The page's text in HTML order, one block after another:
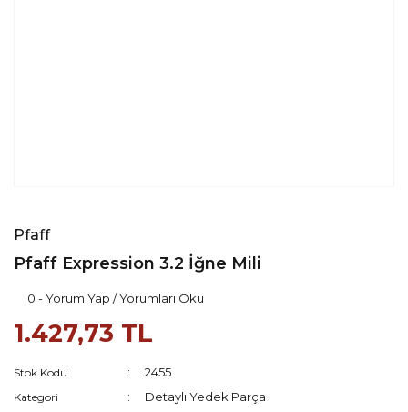
Pfaff
Pfaff Expression 3.2 İğne Mili
0 - Yorum Yap / Yorumları Oku
1.427,73 TL
Stok Kodu 2455
Kategori Detaylı Yedek Parça